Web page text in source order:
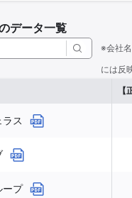
データ一覧
※会社
には反
ス
ープ